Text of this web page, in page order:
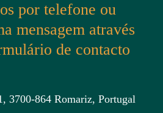
por telefone ou
mensagem através
de contacto
3700-864 Romariz, Portugal